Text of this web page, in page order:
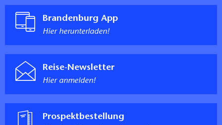
Brandenburg App
Hier herunterladen!
Reise-Newsletter
Hier anmelden!
Prospektbestellung